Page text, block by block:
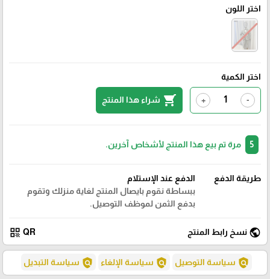
اختر اللون
اختر الكمية
-
+
shopping_cart شراء هذا المنتج
مرة تم بيع هذا المنتج لأشخاص آخرين.
طريقة الدفع
الدفع عند الإستلام
ببساطة نقوم بايصال المنتج لغاية منزلك وتقوم
بدفع الثمن لموظف التوصيل.
public نسخ رابط المنتج QR
qr_code
policy سياسة التوصيل policy سياسة الإلغاء policy سياسة التبديل